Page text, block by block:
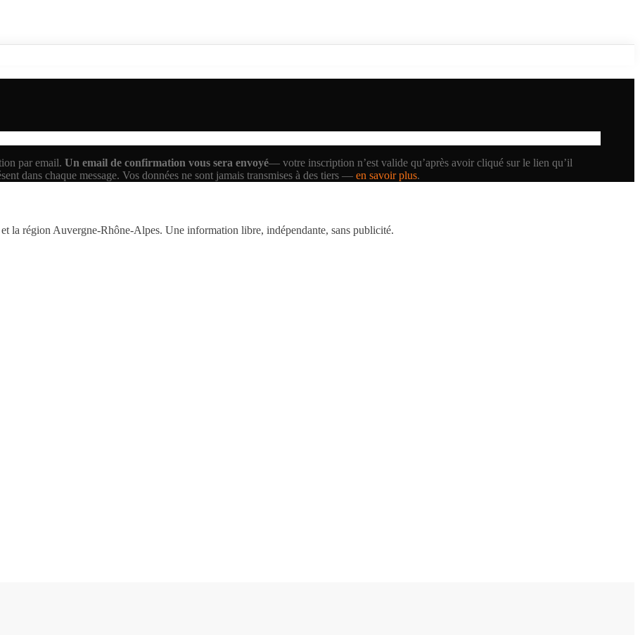
par email. Un email de confirmation vous sera envoyé— votre inscription n’est valide qu’après avoir cliqué sur le lien qu’il
dans chaque message. Vos données ne sont jamais transmises à des tiers — en savoir plus.
la région Auvergne-Rhône-Alpes. Une information libre, indépendante, sans publicité.